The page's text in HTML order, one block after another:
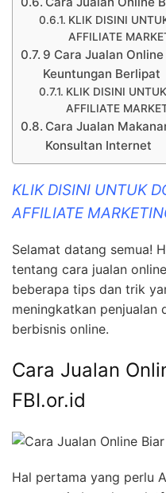
KLIK DISINI
AFFILIATE
9 Cara Jualan
Keuntungan Berlipat
KLIK DISINI
AFFILIATE
Cara Jualan
Konsultan Internet
KLIK DISINI UNTUK
AFFILIATE
Selamat datang semua!
tentang cara jualan
beberapa tips dan trik
meningkatkan penjualan
berbisnis online.
Cara Jualan
FBI.or.id
Hal pertama yang perlu